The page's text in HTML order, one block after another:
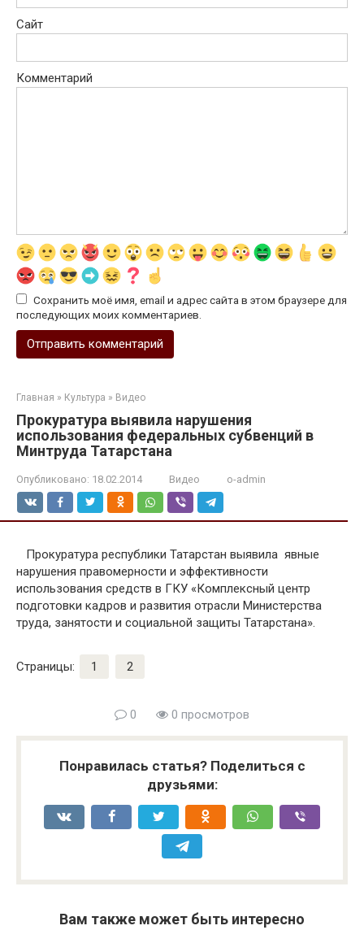
Сайт
Комментарий
Сохранить моё имя, email и адрес сайта в этом браузере для
последующих моих комментариев.
Главная » Культура » Видео
Прокуратура выявила нарушения
использования федеральных субвенций в
Минтруда Татарстана
Опубликовано: 18.02.2014 Видео o-admin
Прокуратура республики Татарстан выявила явные
нарушения правомерности и эффективности
использования средств в ГКУ «Комплексный центр
подготовки кадров и развития отрасли Министерства
труда, занятости и социальной защиты Татарстана».
Страницы: 1 2
0 0 просмотров
Понравилась статья? Поделиться с
друзьями:
Вам также может быть интересно